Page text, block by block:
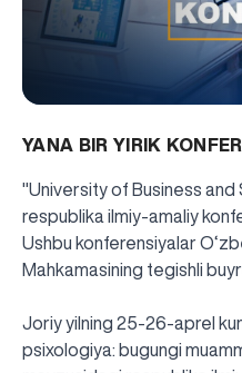
YANA BIR YIRIK
"University of Business
respublika ilmiy-amaliy
Ushbu konferensiyalar
Mahkamasining tegishli
Joriy yilning 25-26-aprel
psixologiya: bugungi